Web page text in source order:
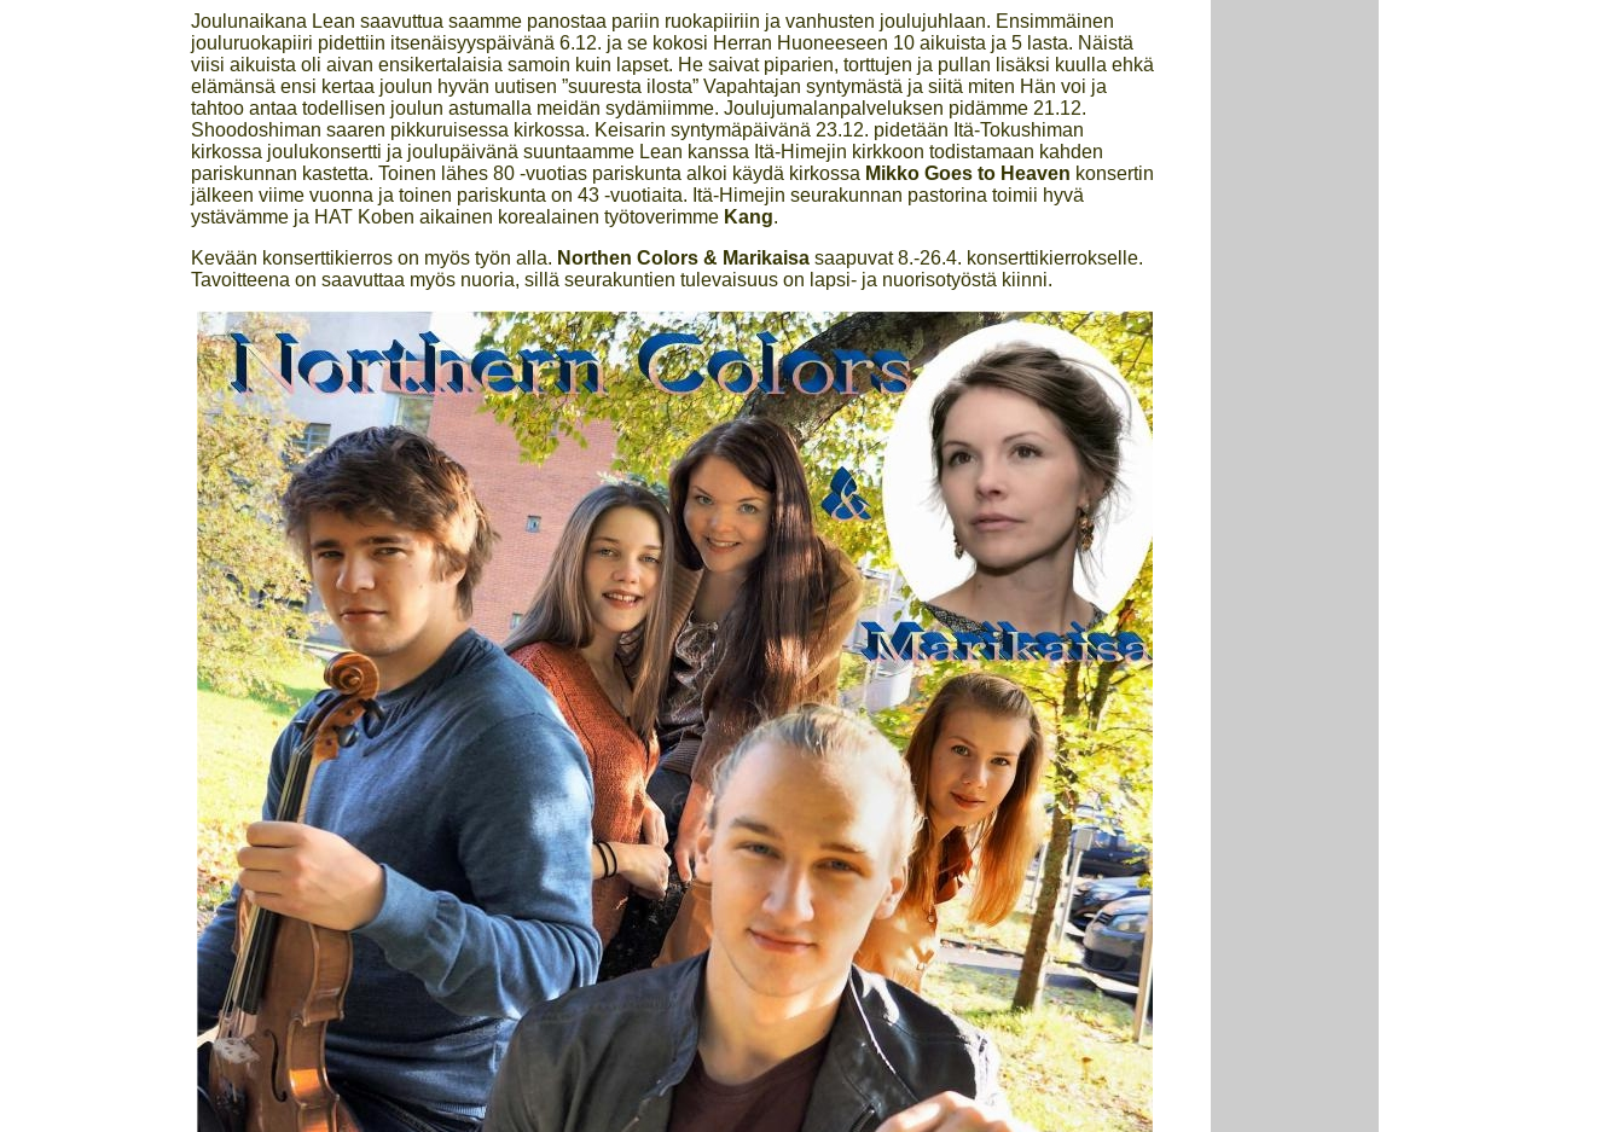
Joulunaikana Lean saavuttua saamme panostaa pariin ruokapiiriin ja vanhusten joulujuhlaan. Ensimmäinen
jouluruokapiiri pidettiin itsenäisyyspäivänä 6.12. ja se kokosi Herran Huoneeseen 10 aikuista ja 5 lasta. Näistä
viisi aikuista oli aivan ensikertalaisia samoin kuin lapset. He saivat piparien, torttujen ja pullan lisäksi kuulla ehkä
elämänsä ensi kertaa joulun hyvän uutisen ”suuresta ilosta” Vapahtajan syntymästä ja siitä miten Hän voi ja
tahtoo antaa todellisen joulun astumalla meidän sydämiimme. Joulujumalanpalveluksen pidämme 21.12.
Shoodoshiman saaren pikkuruisessa kirkossa. Keisarin syntymäpäivänä 23.12. pidetään Itä-Tokushiman
kirkossa joulukonsertti ja joulupäivänä suuntaamme Lean kanssa Itä-Himejin kirkkoon todistamaan kahden
pariskunnan kastetta. Toinen lähes 80 -vuotias pariskunta alkoi käydä kirkossa Mikko Goes to Heaven konsertin
jälkeen viime vuonna ja toinen pariskunta on 43 -vuotiaita. Itä-Himejin seurakunnan pastorina toimii hyvä
ystävämme ja HAT Koben aikainen korealainen työtoverimme Kang.
Kevään konserttikierros on myös työn alla. Northen Colors & Marikaisa saapuvat 8.-26.4. konserttikierrokselle.
Tavoitteena on saavuttaa myös nuoria, sillä seurakuntien tulevaisuus on lapsi- ja nuorisotyöstä kiinni.